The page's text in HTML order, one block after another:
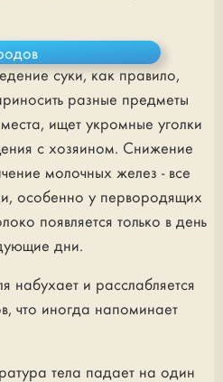
суки, как правило,
разные предметы
ищет укромные уголки
с хозяином. Снижение
молочных желез - все
особенно у первородящих
появляется только в день
дни.
набухает и расслабляется
что иногда напоминает
тела падает на один